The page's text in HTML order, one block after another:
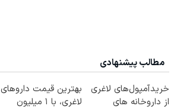
مطالب پیشنهادی
خریدآمپول‌های لاغری
از داروخانه های
بهترین قیمت داروهای
لاغری، با ۱ میلیون